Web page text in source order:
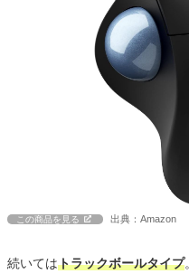
この商品を見る 出典：Amazon
続いてはトラックボールタイプ